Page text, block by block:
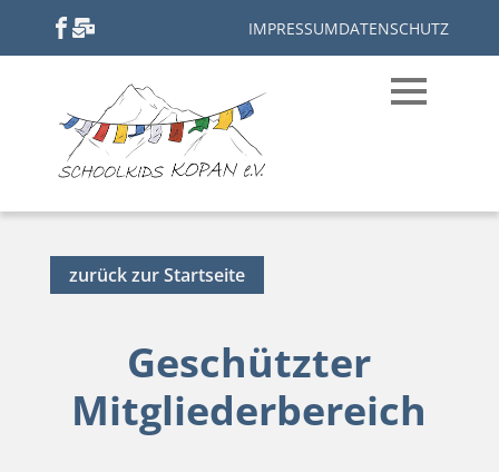
IMPRESSUMDATENSCHUTZ
zurück zur Startseite
Geschützter
Mitgliederbereich